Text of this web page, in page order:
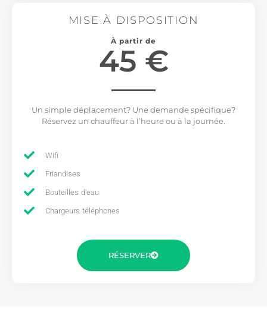
MISE À DISPOSITION
À partir de
45 €
Un simple déplacement? Une demande spécifique?
Réservez un chauffeur à l’heure ou à la journée.
Wifi
Friandises
Bouteilles d'eau
Chargeurs téléphones
RÉSERVER